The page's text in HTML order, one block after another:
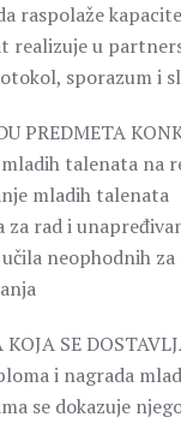
raspolaže
realizuje u
sporazum i
PREDMETA
mladih talenata
mladih talenata
za rad i
neophodnih
SE
i nagrada
se dokazuje